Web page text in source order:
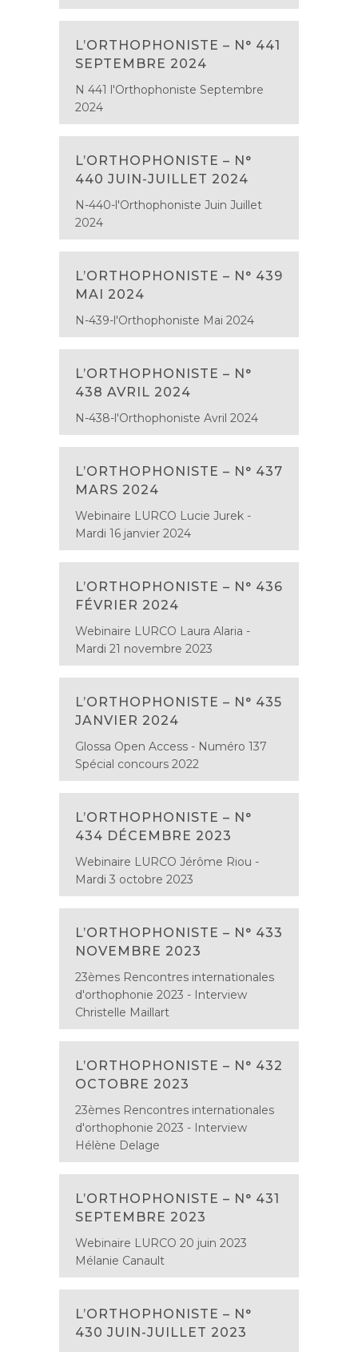
L’ORTHOPHONISTE – N° 441
SEPTEMBRE 2024
N 441 l'Orthophoniste Septembre
2024
L’ORTHOPHONISTE – N°
440 JUIN-JUILLET 2024
N-440-l'Orthophoniste Juin Juillet
2024
L’ORTHOPHONISTE – N° 439
MAI 2024
N-439-l'Orthophoniste Mai 2024
L’ORTHOPHONISTE – N°
438 AVRIL 2024
N-438-l'Orthophoniste Avril 2024
L’ORTHOPHONISTE – N° 437
MARS 2024
Webinaire LURCO Lucie Jurek -
Mardi 16 janvier 2024
L’ORTHOPHONISTE – N° 436
FÉVRIER 2024
Webinaire LURCO Laura Alaria -
Mardi 21 novembre 2023
L’ORTHOPHONISTE – N° 435
JANVIER 2024
Glossa Open Access - Numéro 137
Spécial concours 2022
L’ORTHOPHONISTE – N°
434 DÉCEMBRE 2023
Webinaire LURCO Jérôme Riou -
Mardi 3 octobre 2023
L’ORTHOPHONISTE – N° 433
NOVEMBRE 2023
23èmes Rencontres internationales
d'orthophonie 2023 - Interview
Christelle Maillart
L’ORTHOPHONISTE – N° 432
OCTOBRE 2023
23èmes Rencontres internationales
d'orthophonie 2023 - Interview
Hélène Delage
L’ORTHOPHONISTE – N° 431
SEPTEMBRE 2023
Webinaire LURCO 20 juin 2023
Mélanie Canault
L’ORTHOPHONISTE – N°
430 JUIN-JUILLET 2023